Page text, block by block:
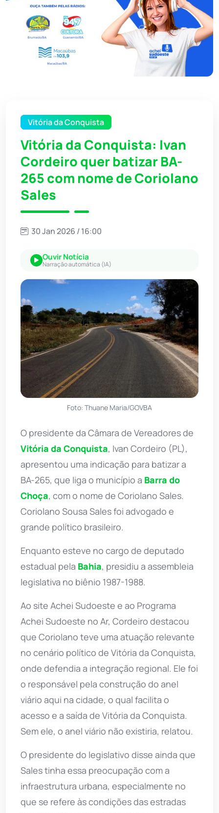
Vitória da Conquista
Vitória da Conquista: Ivan
Cordeiro quer batizar BA-
265 com nome de Coriolano
Sales
30 Jan 2026 / 16:00
Ouvir Notícia
Narração automática (IA)
Foto: Thuane Maria/GOVBA
O presidente da Câmara de Vereadores de
Vitória da Conquista, Ivan Cordeiro (PL),
apresentou uma indicação para batizar a
BA-265, que liga o município a Barra do
Choça, com o nome de Coriolano Sales.
Coriolano Sousa Sales foi advogado e
grande político brasileiro.
Enquanto esteve no cargo de deputado
estadual pela Bahia, presidiu a assembleia
legislativa no biênio 1987-1988.
Ao site Achei Sudoeste e ao Programa
Achei Sudoeste no Ar, Cordeiro destacou
que Coriolano teve uma atuação relevante
no cenário político de Vitória da Conquista,
onde defendia a integração regional. Ele foi
o responsável pela construção do anel
viário aqui na cidade, o qual facilita o
acesso e a saída de Vitória da Conquista.
Sem ele, o anel viário não existiria, relatou.
O presidente do legislativo disse ainda que
Sales tinha essa preocupação com a
infraestrutura urbana, especialmente no
que se refere às condições das estradas